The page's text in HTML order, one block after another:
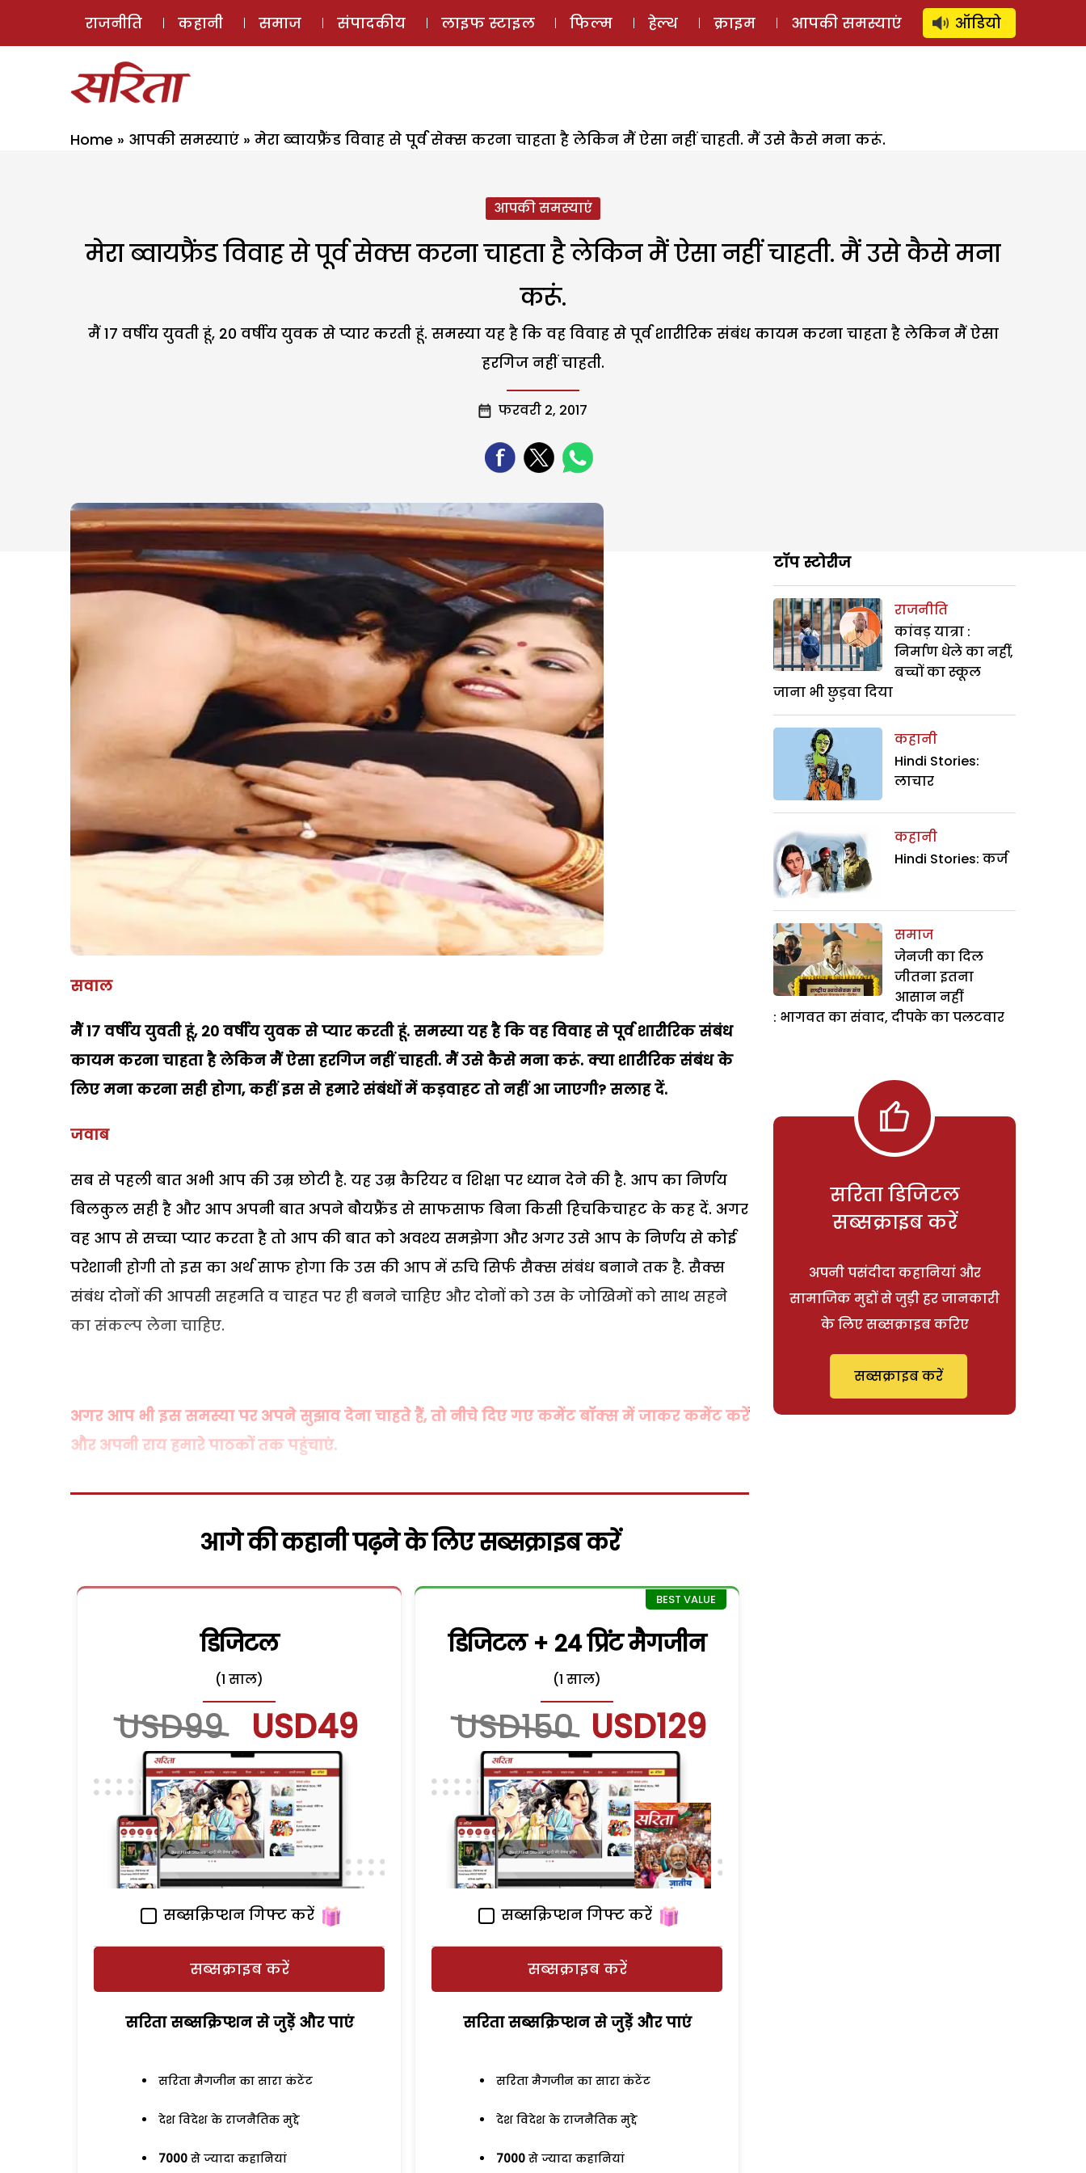
ई-मैगज़ीन ऑडियो स्टोरी लॉग इन ⚲ SUBSCRIBE
राजनीति कहानी समाज संपादकीय लाइफ स्टाइल फिल्म हेल्थ क्राइम आपकी समस्याएं ऑडियो
Home » आपकी समस्याएं » मेरा ब्वायफ्रैंड विवाह से पूर्व सेक्स करना चाहता है लेकिन मैं ऐसा नहीं चाहती. मैं उसे कैसे मना करूं.
आपकी समस्याएं
मेरा ब्वायफ्रैंड विवाह से पूर्व सेक्स करना चाहता है लेकिन मैं ऐसा नहीं चाहती. मैं उसे कैसे मना
करूं.
मैं 17 वर्षीय युवती हूं, 20 वर्षीय युवक से प्यार करती हूं. समस्या यह है कि वह विवाह से पूर्व शारीरिक संबंध कायम करना चाहता है लेकिन मैं ऐसा
हरगिज नहीं चाहती.
फरवरी 2, 2017
सवाल
मैं 17 वर्षीय युवती हूं, 20 वर्षीय युवक से प्यार करती हूं. समस्या यह है कि वह विवाह से पूर्व शारीरिक संबंध
कायम करना चाहता है लेकिन मैं ऐसा हरगिज नहीं चाहती. मैं उसे कैसे मना करूं. क्या शारीरिक संबंध के
लिए मना करना सही होगा, कहीं इस से हमारे संबंधों में कड़वाहट तो नहीं आ जाएगी? सलाह दें.
जवाब
सब से पहली बात अभी आप की उम्र छोटी है. यह उम्र कैरियर व शिक्षा पर ध्यान देने की है. आप का निर्णय
बिलकुल सही है और आप अपनी बात अपने बौयफ्रैंड से साफसाफ बिना किसी हिचकिचाहट के कह दें. अगर
वह आप से सच्चा प्यार करता है तो आप की बात को अवश्य समझेगा और अगर उसे आप के निर्णय से कोई
परेशानी होगी तो इस का अर्थ साफ होगा कि उस की आप में रुचि सिर्फ सैक्स संबंध बनाने तक है. सैक्स
संबंध दोनों की आपसी सहमति व चाहत पर ही बनने चाहिए और दोनों को उस के जोखिमों को साथ सहने
का संकल्प लेना चाहिए.
अगर आप भी इस समस्या पर अपने सुझाव देना चाहते हैं, तो नीचे दिए गए कमेंट बॉक्स में जाकर कमेंट करें
और अपनी राय हमारे पाठकों तक पहुंचाएं.
आगे की कहानी पढ़ने के लिए सब्सक्राइब करें
डिजिटल
(1 साल)
USD99 USD49
सब्सक्रिप्शन गिफ्ट करें
सब्सक्राइब करें
सरिता सब्सक्रिप्शन से जुड़ेें और पाएं
सरिता मैगजीन का सारा कंटेंट
देश विदेश के राजनैतिक मुद्दे
7000 से ज्यादा कहानियां
डिजिटल + 24 प्रिंट मैगजीन
(1 साल)
USD150 USD129
सब्सक्रिप्शन गिफ्ट करें
सब्सक्राइब करें
सरिता सब्सक्रिप्शन से जुड़ेें और पाएं
सरिता मैगजीन का सारा कंटेंट
देश विदेश के राजनैतिक मुद्दे
7000 से ज्यादा कहानियां
टॉप स्टोरीज
राजनीति
कांवड़ यात्रा :
निर्माण धेले का नहीं,
बच्चों का स्कूल
जाना भी छुड़वा दिया
कहानी
Hindi Stories:
लाचार
कहानी
Hindi Stories: कर्ज
समाज
जेनजी का दिल
जीतना इतना
आसान नहीं
: भागवत का संवाद, दीपके का पलटवार
सरिता डिजिटल
सब्सक्राइब करें
अपनी पसंदीदा कहानियां और
सामाजिक मुद्दों से जुड़ी हर जानकारी
के लिए सब्सक्राइब करिए
सब्सक्राइब करें